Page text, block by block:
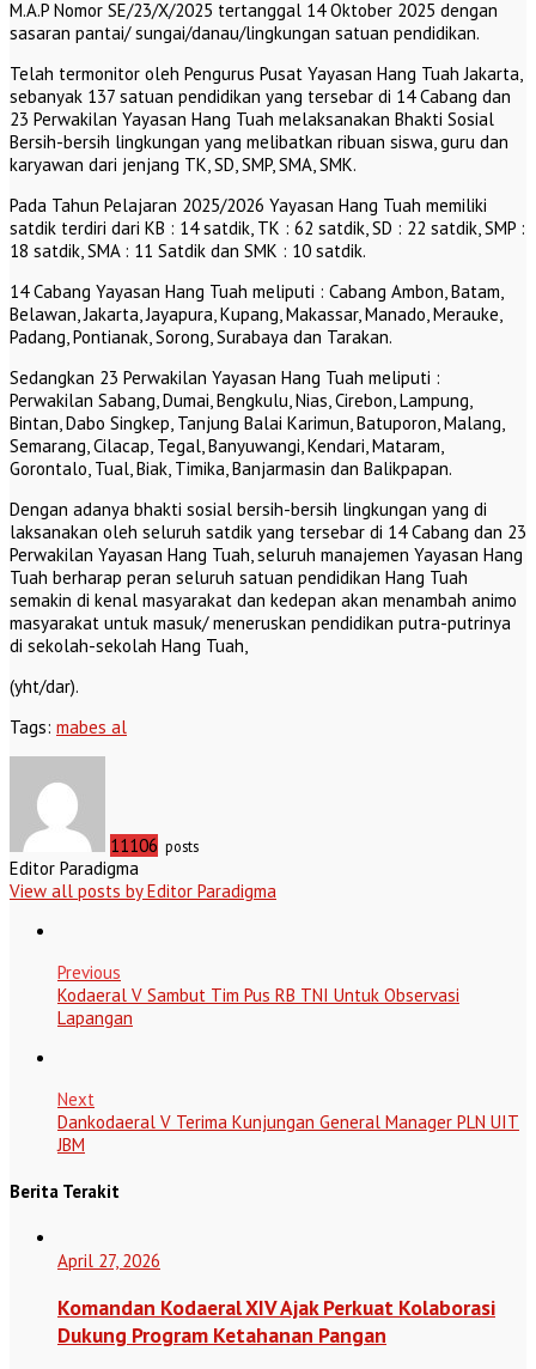
M.A.P Nomor SE/23/X/2025 tertanggal 14 Oktober 2025 dengan
sasaran pantai/ sungai/danau/lingkungan satuan pendidikan.
Telah termonitor oleh Pengurus Pusat Yayasan Hang Tuah Jakarta,
sebanyak 137 satuan pendidikan yang tersebar di 14 Cabang dan
23 Perwakilan Yayasan Hang Tuah melaksanakan Bhakti Sosial
Bersih-bersih lingkungan yang melibatkan ribuan siswa, guru dan
karyawan dari jenjang TK, SD, SMP, SMA, SMK.
Pada Tahun Pelajaran 2025/2026 Yayasan Hang Tuah memiliki
satdik terdiri dari KB : 14 satdik, TK : 62 satdik, SD : 22 satdik, SMP :
18 satdik, SMA : 11 Satdik dan SMK : 10 satdik.
14 Cabang Yayasan Hang Tuah meliputi : Cabang Ambon, Batam,
Belawan, Jakarta, Jayapura, Kupang, Makassar, Manado, Merauke,
Padang, Pontianak, Sorong, Surabaya dan Tarakan.
Sedangkan 23 Perwakilan Yayasan Hang Tuah meliputi :
Perwakilan Sabang, Dumai, Bengkulu, Nias, Cirebon, Lampung,
Bintan, Dabo Singkep, Tanjung Balai Karimun, Batuporon, Malang,
Semarang, Cilacap, Tegal, Banyuwangi, Kendari, Mataram,
Gorontalo, Tual, Biak, Timika, Banjarmasin dan Balikpapan.
Dengan adanya bhakti sosial bersih-bersih lingkungan yang di
laksanakan oleh seluruh satdik yang tersebar di 14 Cabang dan 23
Perwakilan Yayasan Hang Tuah, seluruh manajemen Yayasan Hang
Tuah berharap peran seluruh satuan pendidikan Hang Tuah
semakin di kenal masyarakat dan kedepan akan menambah animo
masyarakat untuk masuk/ meneruskan pendidikan putra-putrinya
di sekolah-sekolah Hang Tuah,
(yht/dar).
Tags: mabes al
11106 posts
Editor Paradigma
View all posts by Editor Paradigma
Previous
Kodaeral V Sambut Tim Pus RB TNI Untuk Observasi
Lapangan
Next
Dankodaeral V Terima Kunjungan General Manager PLN UIT
JBM
Berita Terakit
April 27, 2026
Komandan Kodaeral XIV Ajak Perkuat Kolaborasi
Dukung Program Ketahanan Pangan